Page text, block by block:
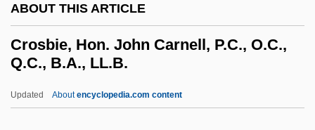
ABOUT THIS ARTICLE
Crosbie, Hon. John Carnell, P.C., O.C.,
Q.C., B.A., LL.B.
Updated Aboutencyclopedia.com content
Croone, William
Croom, Sylvester
Crool, Joseph
Crooks, Garth